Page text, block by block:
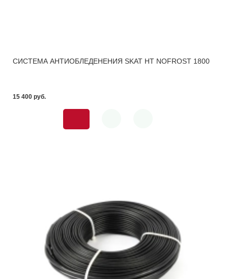
СИСТЕМА АНТИОБЛЕДЕНЕНИЯ SKAT HT NOFROST 1800
15 400 pуб.